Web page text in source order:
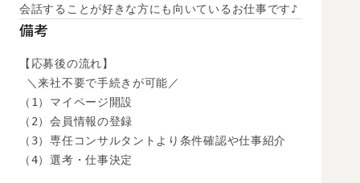
会話することが好きな方にも向いているお仕事です♪
備考
【応募後の流れ】
＼来社不要で手続きが可能／
（1）マイページ開設
（2）会員情報の登録
（3）専任コンサルタントより条件確認や仕事紹介
（4）選考・仕事決定